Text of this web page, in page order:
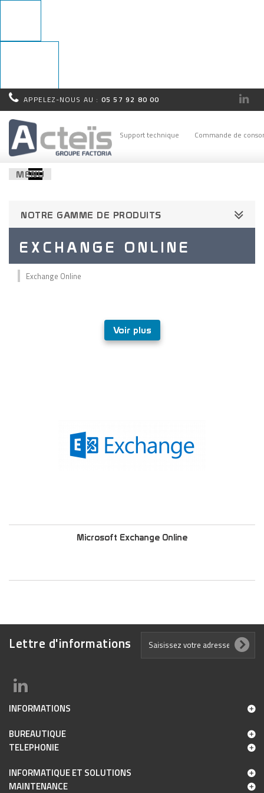
Rappel
immédiat !
APPELEZ-NOUS AU : 05 57 92 80 00
Support technique Commande de
MENU
NOTRE GAMME DE PRODUITS
EXCHANGE ONLINE
Exchange Online
Voir plus
Microsoft Exchange Online
Lettre d'informations
INFORMATIONS
BUREAUTIQUE
TELEPHONIE
INFORMATIQUE ET SOLUTIONS
MAINTENANCE